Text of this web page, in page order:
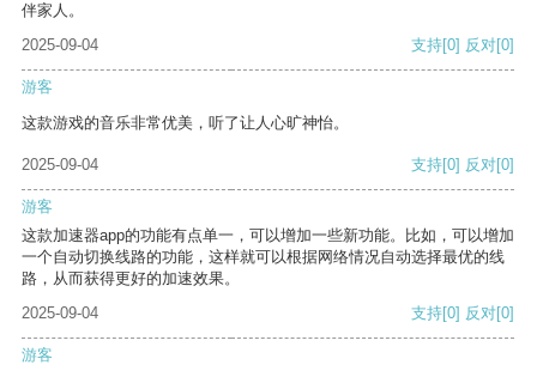
伴家人。
2025-09-04
支持[0] 反对[0]
游客
这款游戏的音乐非常优美，听了让人心旷神怡。
2025-09-04 支持[0] 反对[0]
游客
这款加速器app的功能有点单一，可以增加一些新功能。比如，可以增加
一个自动切换线路的功能，这样就可以根据网络情况自动选择最优的线
路，从而获得更好的加速效果。
2025-09-04
支持[0] 反对[0]
游客